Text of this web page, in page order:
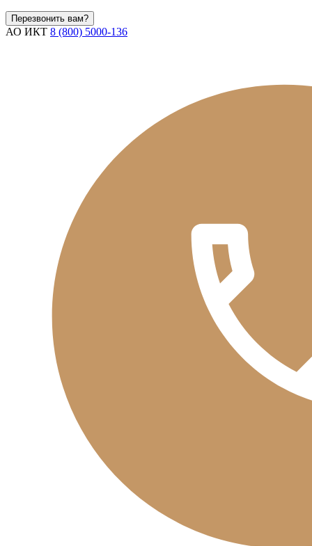
Перезвонить вам?
АО ИКТ 8 (800) 5000-136